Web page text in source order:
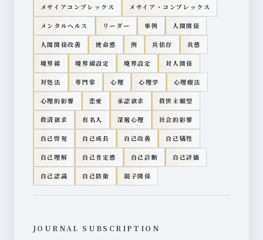
メサイアコンプレックス メサイア・コンプレックス
メンタルヘルス リーダー 事例 人間関係
人間関係改善 使命感 例 共依存 共感
境界線 境界線設定 境界設定 対人関係
対処法 専門家 心理 心理学 心理療法
心理的影響 恋愛 承認欲求 救世主願望
救済欲求 有名人 深層心理 社会的影響
自己啓発 自己成長 自己改善 自己犠牲
自己理解 自己肯定感 自己診断 自己評価
自己認識 自己防衛 親子関係
JOURNAL SUBSCRIPTION